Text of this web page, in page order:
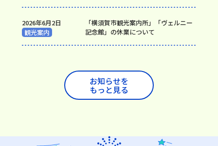
2026年6月2日
「横須賀市観光案内所」「ヴェルニー
記念館」の休業について
観光案内
お知らせを
もっと見る